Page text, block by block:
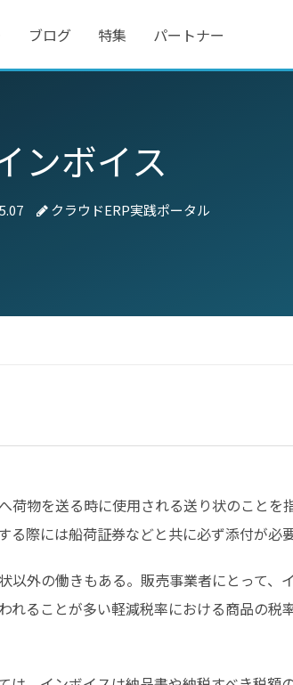
ブログ 特集 パートナー
ンボイス
クラウドERP実践ポータル
荷物を送る時に使用される送り状のことを
る際には船荷証券などと共に必ず添付が必
以外の働きもある。販売事業者にとって、
れることが多い軽減税率における商品の税